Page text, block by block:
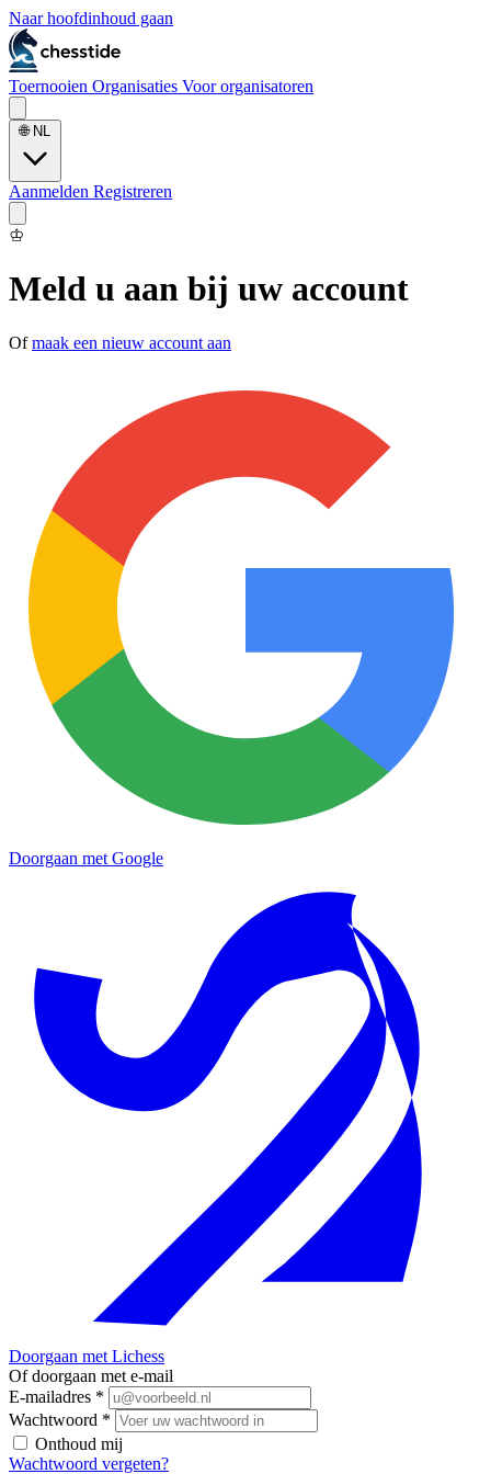
Naar hoofdinhoud gaan
Toernooien Organisaties Voor organisatoren
🌐 NL
Aanmelden Registreren
♔
Meld u aan bij uw account
Ofmaak een nieuw account aan
Doorgaan met Google
Doorgaan met Lichess
Of doorgaan met e-mail
E-mailadres *
Wachtwoord *
Onthoud mij
Wachtwoord vergeten?